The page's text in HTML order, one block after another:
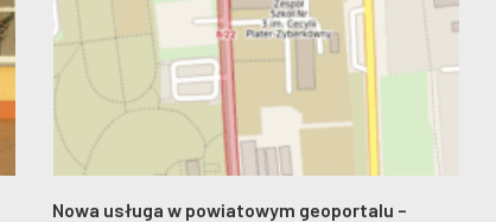
Nowa usługa w powiatowym geoportalu –